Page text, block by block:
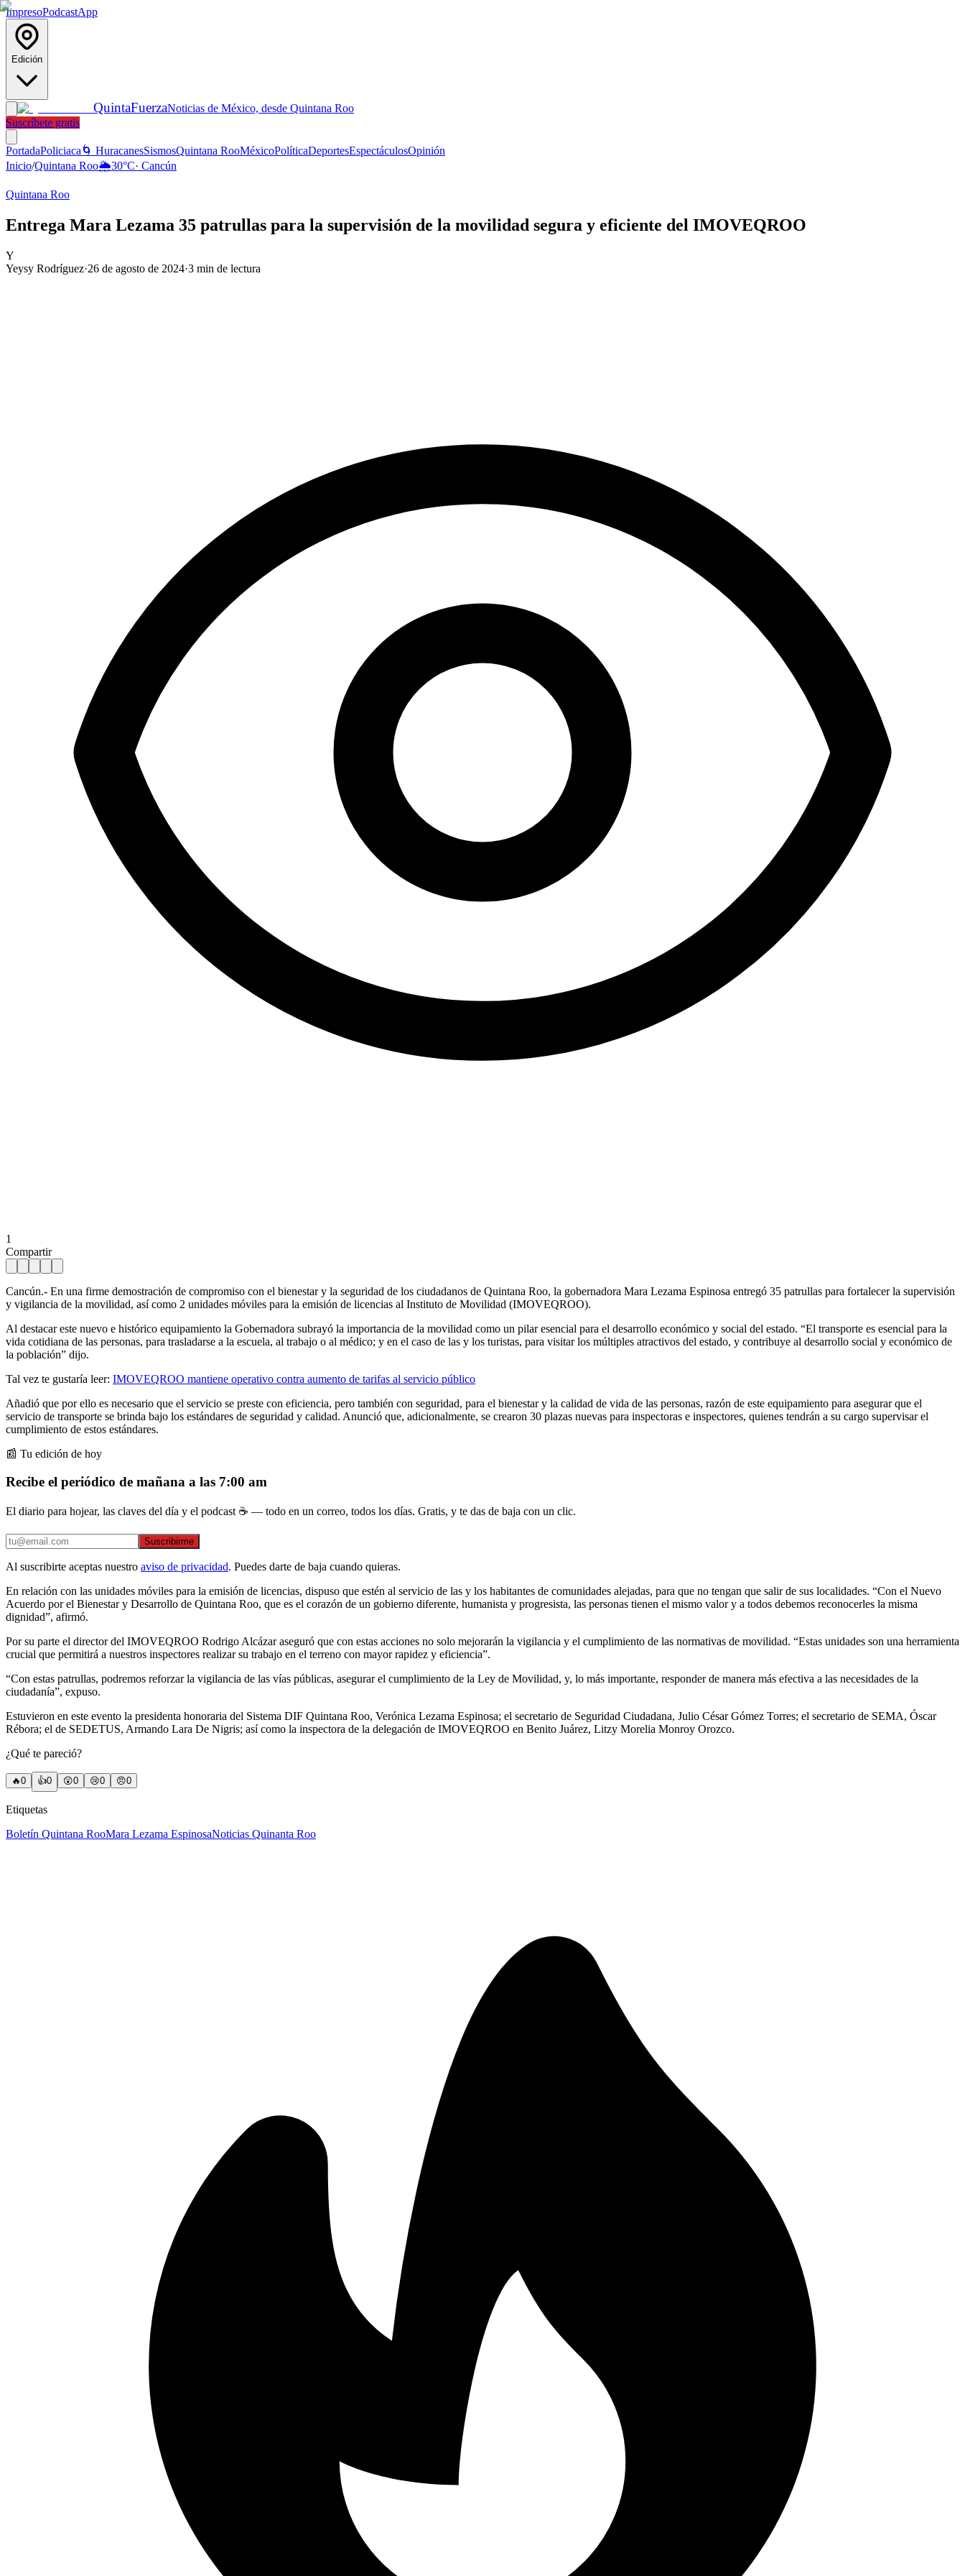
ImpresoPodcastApp
Edición
QuintaFuerzaNoticias de México, desde Quintana Roo
Suscríbete gratis
PortadaPoliciaca 🌀 HuracanesSismosQuintana RooMéxicoPolíticaDeportesEspectáculosOpinión
Inicio/Quintana Roo🌦️30°C· Cancún
Quintana Roo
Entrega Mara Lezama 35 patrullas para la supervisión de la movilidad segura y eficiente del IMOVEQROO
Y
Yeysy Rodríguez·26 de agosto de 2024·3 min de lectura
1
Compartir
Cancún.- En una firme demostración de compromiso con el bienestar y la seguridad de los ciudadanos de Quintana Roo, la gobernadora Mara Lezama Espinosa entregó 35 patrullas para fortalecer la supervisión
y vigilancia de la movilidad, así como 2 unidades móviles para la emisión de licencias al Instituto de Movilidad (IMOVEQROO).
Al destacar este nuevo e histórico equipamiento la Gobernadora subrayó la importancia de la movilidad como un pilar esencial para el desarrollo económico y social del estado. “El transporte es esencial para la
vida cotidiana de las personas, para trasladarse a la escuela, al trabajo o al médico; y en el caso de las y los turistas, para visitar los múltiples atractivos del estado, y contribuye al desarrollo social y económico de
la población” dijo.
Tal vez te gustaría leer: IMOVEQROO mantiene operativo contra aumento de tarifas al servicio público
Añadió que por ello es necesario que el servicio se preste con eficiencia, pero también con seguridad, para el bienestar y la calidad de vida de las personas, razón de este equipamiento para asegurar que el
servicio de transporte se brinda bajo los estándares de seguridad y calidad. Anunció que, adicionalmente, se crearon 30 plazas nuevas para inspectoras e inspectores, quienes tendrán a su cargo supervisar el
cumplimiento de estos estándares.
📰 Tu edición de hoy
Recibe el periódico de mañana a las 7:00 am
El diario para hojear, las claves del día y el podcast ☕ — todo en un correo, todos los días. Gratis, y te das de baja con un clic.
Suscribirme
Al suscribirte aceptas nuestro aviso de privacidad. Puedes darte de baja cuando quieras.
En relación con las unidades móviles para la emisión de licencias, dispuso que estén al servicio de las y los habitantes de comunidades alejadas, para que no tengan que salir de sus localidades. “Con el Nuevo
Acuerdo por el Bienestar y Desarrollo de Quintana Roo, que es el corazón de un gobierno diferente, humanista y progresista, las personas tienen el mismo valor y a todos debemos reconocerles la misma
dignidad”, afirmó.
Por su parte el director del IMOVEQROO Rodrigo Alcázar aseguró que con estas acciones no solo mejorarán la vigilancia y el cumplimiento de las normativas de movilidad. “Estas unidades son una herramienta
crucial que permitirá a nuestros inspectores realizar su trabajo en el terreno con mayor rapidez y eficiencia”.
“Con estas patrullas, podremos reforzar la vigilancia de las vías públicas, asegurar el cumplimiento de la Ley de Movilidad, y, lo más importante, responder de manera más efectiva a las necesidades de la
ciudadanía”, expuso.
Estuvieron en este evento la presidenta honoraria del Sistema DIF Quintana Roo, Verónica Lezama Espinosa; el secretario de Seguridad Ciudadana, Julio César Gómez Torres; el secretario de SEMA, Óscar
Rébora; el de SEDETUS, Armando Lara De Nigris; así como la inspectora de la delegación de IMOVEQROO en Benito Juárez, Litzy Morelia Monroy Orozco.
¿Qué te pareció?
🔥0 👍0 😲0 😢0 😠0
Etiquetas
Boletín Quintana RooMara Lezama EspinosaNoticias Quinanta Roo